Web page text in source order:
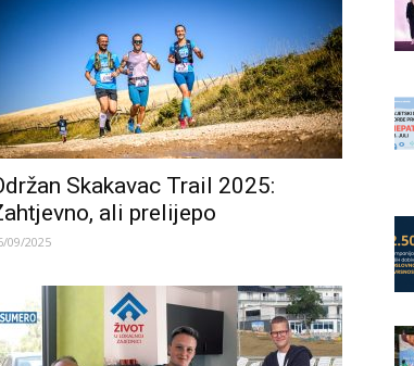
Skakavac Trail 2025:
ali prelijepo
09/2025